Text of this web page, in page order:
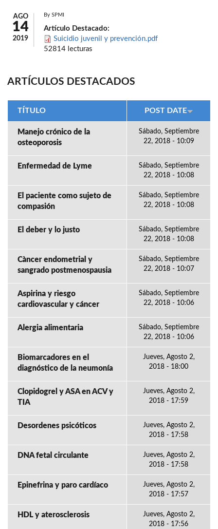
AGO
14
2019
By SPMI
Artículo Destacado:
Suicidio juvenil y prevención.pdf
52814 lecturas
ARTÍCULOS DESTACADOS
TÍTULO POST DATE
Manejo crónico de la
osteoporosis
Sábado, Septiembre
22, 2018 - 10:09
Enfermedad de Lyme
Sábado, Septiembre
22, 2018 - 10:08
El paciente como sujeto de
compasión
Sábado, Septiembre
22, 2018 - 10:08
El deber y lo justo
Sábado, Septiembre
22, 2018 - 10:08
Càncer endometrial y
sangrado postmenospausia
Sábado, Septiembre
22, 2018 - 10:07
Aspirina y riesgo
cardiovascular y cáncer
Sábado, Septiembre
22, 2018 - 10:06
Alergia alimentaria
Sábado, Septiembre
22, 2018 - 10:06
Biomarcadores en el
diagnóstico de la neumonía
Jueves, Agosto 2,
2018 - 18:00
Clopidogrel y ASA en ACV y
TIA
Jueves, Agosto 2,
2018 - 17:59
Desordenes psicóticos
Jueves, Agosto 2,
2018 - 17:58
DNA fetal circulante
Jueves, Agosto 2,
2018 - 17:58
Epinefrina y paro cardíaco
Jueves, Agosto 2,
2018 - 17:57
HDL y aterosclerosis
Jueves, Agosto 2,
2018 - 17:56